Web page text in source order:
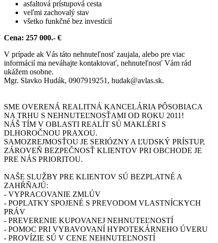
asfaltová prístupová cesta
veľmi zachovalý stav
všetko funkčné bez investícií
Cena: 257 000.- €
V prípade ak Vás táto nehnuteľnosť zaujala, alebo pre viac
informácií ma neváhajte kontaktovať, nehnuteľnosť Vám rád
ukážem osobne.
Mgr. Slavko Hudák, 0907919251, hudak@avlas.sk.
SME OVERENÁ REALITNÁ KANCELÁRIA PÔSOBIACA
NA TRHU S NEHNUTEĽNOSŤAMI OD ROKU 2011!
NÁŠ TÍM V OBLASTI REALÍT SÚ MAKLÉRI S
DLHOROČNOU PRAXOU.
SAMOZREJMOSŤOU JE SERIÓZNY A ĽUDSKÝ PRÍSTUP,
ZÁROVEŇ BEZPEČNOSŤ KLIENTOV PRI OBCHODE JE
PRE NÁS PRIORITOU.
NAŠE SLUŽBY PRE KLIENTOV SÚ BEZPLATNÉ A
ZAHŔŇAJÚ:
- VYPRACOVANIE ZMLÚV
- POPLATKY SPOJENÉ S PREVODOM VLASTNÍCKYCH
PRÁV
- PREVERENIE KUPOVANEJ NEHNUTEĽNOSTÍ
- POMOC PRI VYBAVOVANÍ HYPOTEKÁRNEHO ÚVERU
- PROVÍZIE SÚ V CENE NEHNUTEĽNOSTÍ